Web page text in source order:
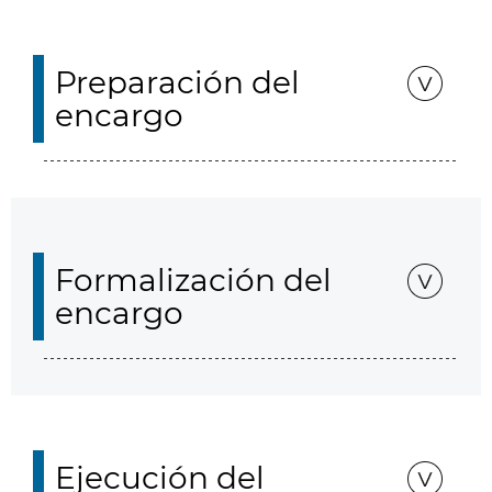
Preparación del
encargo
Formalización del
encargo
Ejecución del